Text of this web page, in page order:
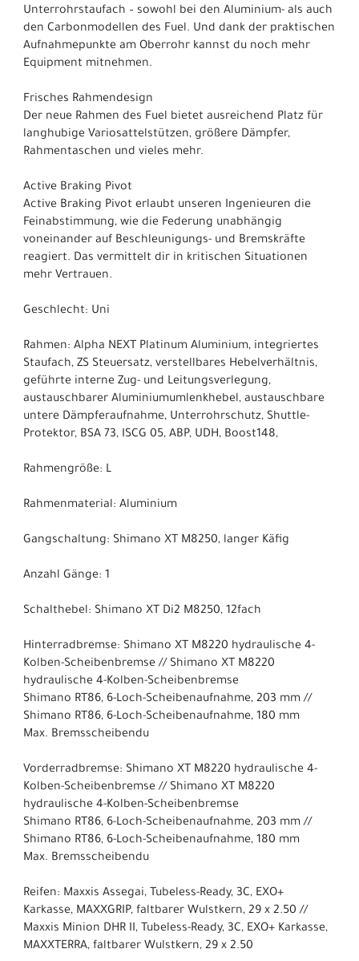
Unterrohrstaufach – sowohl bei den Aluminium- als auch
den Carbonmodellen des Fuel. Und dank der praktischen
Aufnahmepunkte am Oberrohr kannst du noch mehr
Equipment mitnehmen.
Frisches Rahmendesign
Der neue Rahmen des Fuel bietet ausreichend Platz für
langhubige Variosattelstützen, größere Dämpfer,
Rahmentaschen und vieles mehr.
Active Braking Pivot
Active Braking Pivot erlaubt unseren Ingenieuren die
Feinabstimmung, wie die Federung unabhängig
voneinander auf Beschleunigungs- und Bremskräfte
reagiert. Das vermittelt dir in kritischen Situationen
mehr Vertrauen.
Geschlecht: Uni
Rahmen: Alpha NEXT Platinum Aluminium, integriertes
Staufach, ZS Steuersatz, verstellbares Hebelverhältnis,
geführte interne Zug- und Leitungsverlegung,
austauschbarer Aluminiumumlenkhebel, austauschbare
untere Dämpferaufnahme, Unterrohrschutz, Shuttle-
Protektor, BSA 73, ISCG 05, ABP, UDH, Boost148,
Rahmengröße: L
Rahmenmaterial: Aluminium
Gangschaltung: Shimano XT M8250, langer Käfig
Anzahl Gänge: 1
Schalthebel: Shimano XT Di2 M8250, 12fach
Hinterradbremse: Shimano XT M8220 hydraulische 4-
Kolben-Scheibenbremse // Shimano XT M8220
hydraulische 4-Kolben-Scheibenbremse
Shimano RT86, 6-Loch-Scheibenaufnahme, 203 mm //
Shimano RT86, 6-Loch-Scheibenaufnahme, 180 mm
Max. Bremsscheibendu
Vorderradbremse: Shimano XT M8220 hydraulische 4-
Kolben-Scheibenbremse // Shimano XT M8220
hydraulische 4-Kolben-Scheibenbremse
Shimano RT86, 6-Loch-Scheibenaufnahme, 203 mm //
Shimano RT86, 6-Loch-Scheibenaufnahme, 180 mm
Max. Bremsscheibendu
Reifen: Maxxis Assegai, Tubeless-Ready, 3C, EXO+
Karkasse, MAXXGRIP, faltbarer Wulstkern, 29 x 2.50 //
Maxxis Minion DHR II, Tubeless-Ready, 3C, EXO+ Karkasse,
MAXXTERRA, faltbarer Wulstkern, 29 x 2.50